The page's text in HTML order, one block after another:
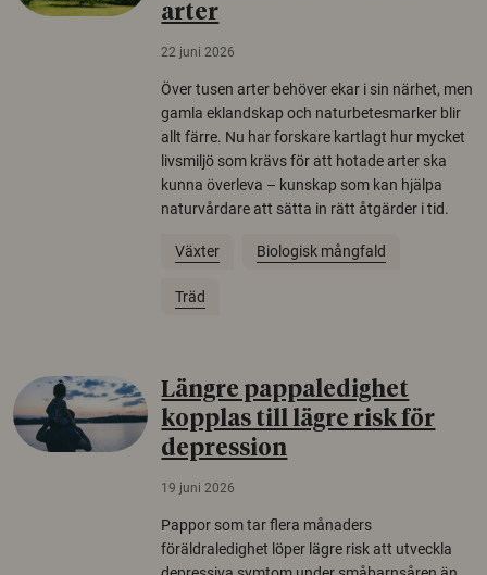
arter
22 juni 2026
Över tusen arter behöver ekar i sin närhet, men
gamla eklandskap och naturbetesmarker blir
allt färre. Nu har forskare kartlagt hur mycket
livsmiljö som krävs för att hotade arter ska
kunna överleva – kunskap som kan hjälpa
naturvårdare att sätta in rätt åtgärder i tid.
Växter Biologisk mångfald
Träd
Längre pappaledighet
kopplas till lägre risk för
depression
19 juni 2026
Pappor som tar flera månaders
föräldraledighet löper lägre risk att utveckla